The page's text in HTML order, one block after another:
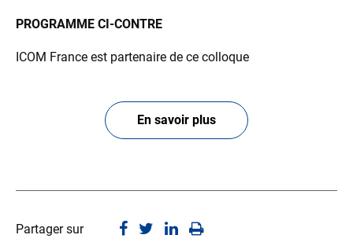
PROGRAMME CI-CONTRE
ICOM France est partenaire de ce colloque
En savoir plus
Partager sur